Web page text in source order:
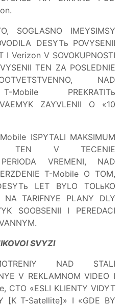
SOGLASNO IMEYSIMSY
DESYTь POVYSENII
I Verizon V SOVOKUPNOSTI
TEN ZA POSLEDNIE
NAD
Mobile PREKRATITь
ZAYVLENII O «10
ISPYTALI MAKSIMUM
TEN V TECENIE
PERIODA VREMENI, NAD
T-Mobile O TOM,
LET BYLO TOLьKO
NA TARIFNYE PLANY DLY
SOOBSENII I PEREDACI
SVYZI
NAD STALI
V REKLAMNOM VIDEO I
CTO «ESLI KLIENTY VIDYT
[K T-Satellite]» I «GDE BY